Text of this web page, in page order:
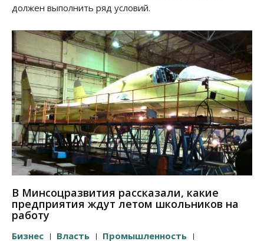
должен выполнить ряд условий.
В Минсоцразвития рассказали, какие
предприятия ждут летом школьников на
работу
Бизнес Власть Промышленность